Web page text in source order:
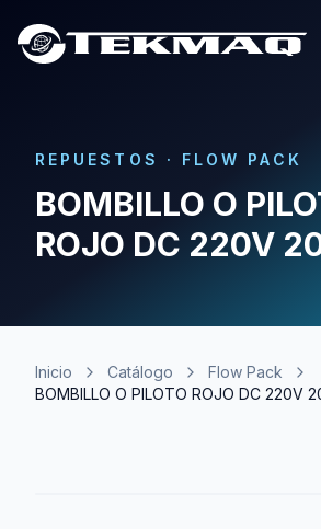
REPUESTOS · FLOW PACK
BOMBILLO O
ROJO DC 220V
Inicio Catálogo
Flow Pack
BOMBILLO O PILOTO ROJO DC 220V